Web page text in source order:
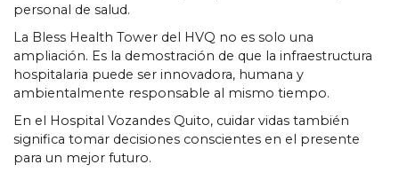
personal de salud.
La Bless Health Tower del HVQ no es solo una
ampliación. Es la demostración de que la infraestructura
hospitalaria puede ser innovadora, humana y
ambientalmente responsable al mismo tiempo.
En el Hospital Vozandes Quito, cuidar vidas también
significa tomar decisiones conscientes en el presente
para un mejor futuro.